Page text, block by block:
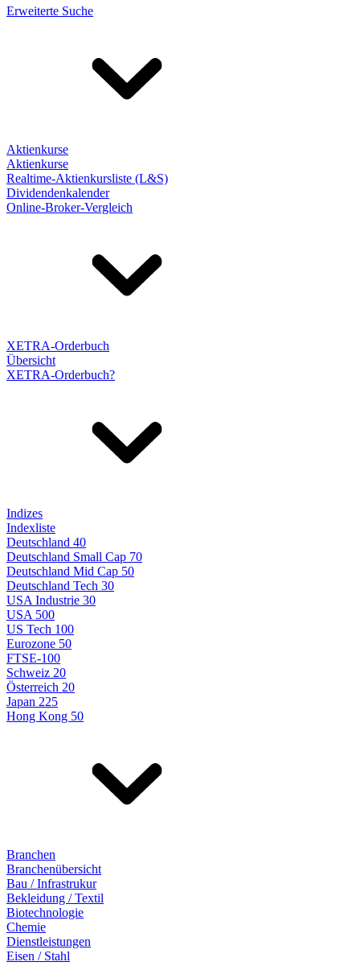
Erweiterte Suche
Aktienkurse
Aktienkurse
Realtime-Aktienkursliste (L&S)
Dividendenkalender
Online-Broker-Vergleich
XETRA-Orderbuch
Übersicht
XETRA-Orderbuch?
Indizes
Indexliste
Deutschland 40
Deutschland Small Cap 70
Deutschland Mid Cap 50
Deutschland Tech 30
USA Industrie 30
USA 500
US Tech 100
Eurozone 50
FTSE-100
Schweiz 20
Österreich 20
Japan 225
Hong Kong 50
Branchen
Branchenübersicht
Bau / Infrastrukur
Bekleidung / Textil
Biotechnologie
Chemie
Dienstleistungen
Eisen / Stahl